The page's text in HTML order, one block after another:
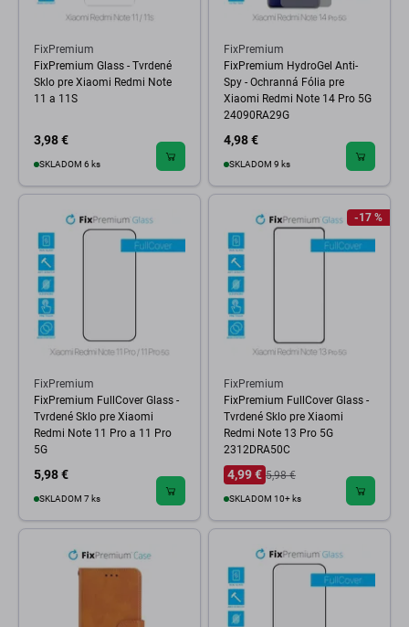
FixPremium
FixPremium Glass - Tvrdené
Sklo pre Xiaomi Redmi Note
11 a 11S
3,98 €
SKLADOM 6 ks
FixPremium
FixPremium HydroGel Anti-
Spy - Ochranná Fólia pre
Xiaomi Redmi Note 14 Pro 5G
24090RA29G
4,98 €
SKLADOM 9 ks
FixPremium
FixPremium FullCover Glass -
Tvrdené Sklo pre Xiaomi
Redmi Note 11 Pro a 11 Pro
5G
5,98 €
SKLADOM 7 ks
-17 %
FixPremium
FixPremium FullCover Glass -
Tvrdené Sklo pre Xiaomi
Redmi Note 13 Pro 5G
2312DRA50C
4,99 € 5,98 €
SKLADOM 10+ ks